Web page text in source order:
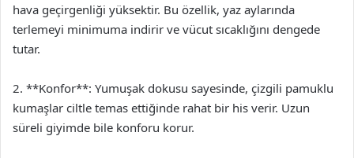
hava geçirgenliği yüksektir. Bu özellik, yaz aylarında
terlemeyi minimuma indirir ve vücut sıcaklığını dengede
tutar.
2. **Konfor**: Yumuşak dokusu sayesinde, çizgili pamuklu
kumaşlar ciltle temas ettiğinde rahat bir his verir. Uzun
süreli giyimde bile konforu korur.